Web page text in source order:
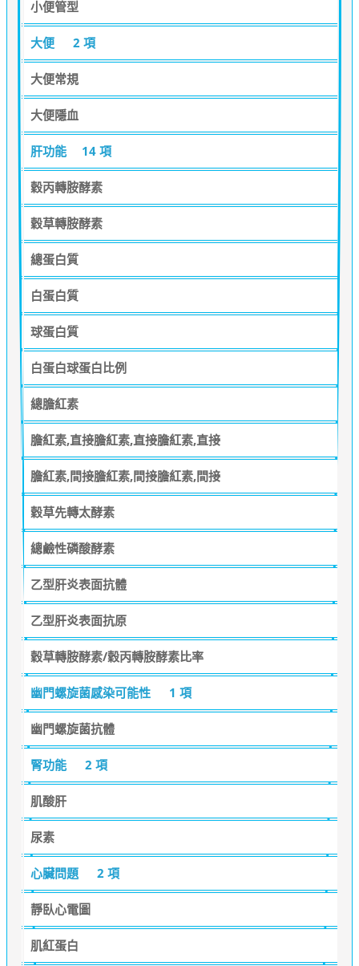
小便管型
大便 2 項
大便常規
大便隱血
肝功能 14 項
穀丙轉胺酵素
穀草轉胺酵素
總蛋白質
白蛋白質
球蛋白質
白蛋白球蛋白比例
總膽紅素
膽紅素,直接膽紅素,直接膽紅素,直接
膽紅素,間接膽紅素,間接膽紅素,間接
穀草先轉太酵素
總鹼性磷酸酵素
乙型肝炎表面抗體
乙型肝炎表面抗原
穀草轉胺酵素/穀丙轉胺酵素比率
幽門螺旋菌感染可能性 1 項
幽門螺旋菌抗體
腎功能 2 項
肌酸肝
尿素
心臟問題 2 項
靜臥心電圖
肌紅蛋白